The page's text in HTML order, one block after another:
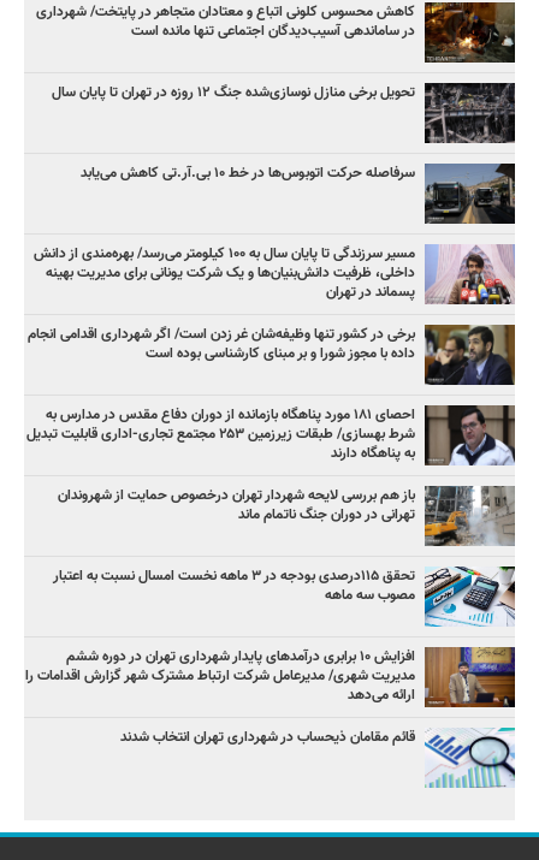
کاهش محسوس کلونی اتباع و معتادان متجاهر در پایتخت/ شهرداری
در ساماندهی آسیب‌دیدگان اجتماعی تنها مانده است
تحویل برخی منازل نوسازی‌شده جنگ ۱۲ روزه در تهران تا پایان سال
سرفاصله حرکت اتوبوس‌ها در خط ۱۰ بی‌.آر.تی کاهش می‌یابد
مسیر سرزندگی تا پایان سال به ۱۰۰ کیلومتر می‌رسد/ بهره‌مندی از دانش
داخلی، ظرفیت دانش‌بنیان‌ها و یک شرکت یونانی برای مدیریت بهینه
پسماند در تهران
برخی در کشور تنها وظیفه‌شان غر زدن است/ اگر شهرداری اقدامی انجام
داده با مجوز شورا و بر مبنای کارشناسی بوده است
احصای ۱۸۱ مورد پناهگاه بازمانده از دوران دفاع مقدس در مدارس به
شرط بهسازی/ طبقات زیرزمین ۲۵۳ مجتمع تجاری-اداری قابلیت تبدیل
به پناهگاه دارند
باز هم بررسی لایحه شهردار تهران درخصوص حمایت از شهروندان
تهرانی در دوران جنگ ناتمام ماند
تحقق ۱۱۵درصدی بودجه در ۳ ماهه نخست امسال نسبت به اعتبار
مصوب سه ماهه
افزایش ۱۰ برابری درآمدهای پایدار شهرداری تهران در دوره ششم
مدیریت شهری/ مدیرعامل شرکت ارتباط مشترک شهر گزارش اقدامات را
ارائه می‌دهد
قائم مقامان ذیحساب در شهرداری تهران انتخاب شدند